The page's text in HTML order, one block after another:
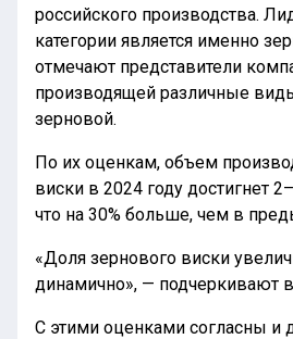
российского производства.
категории является именно
отмечают представители
производящей различные
зерновой.
По их оценкам, объем
виски в 2024 году достигнет
что на 30% больше, чем в
«Доля зернового виски
динамично», — подчеркивают
С этими оценками согласны и